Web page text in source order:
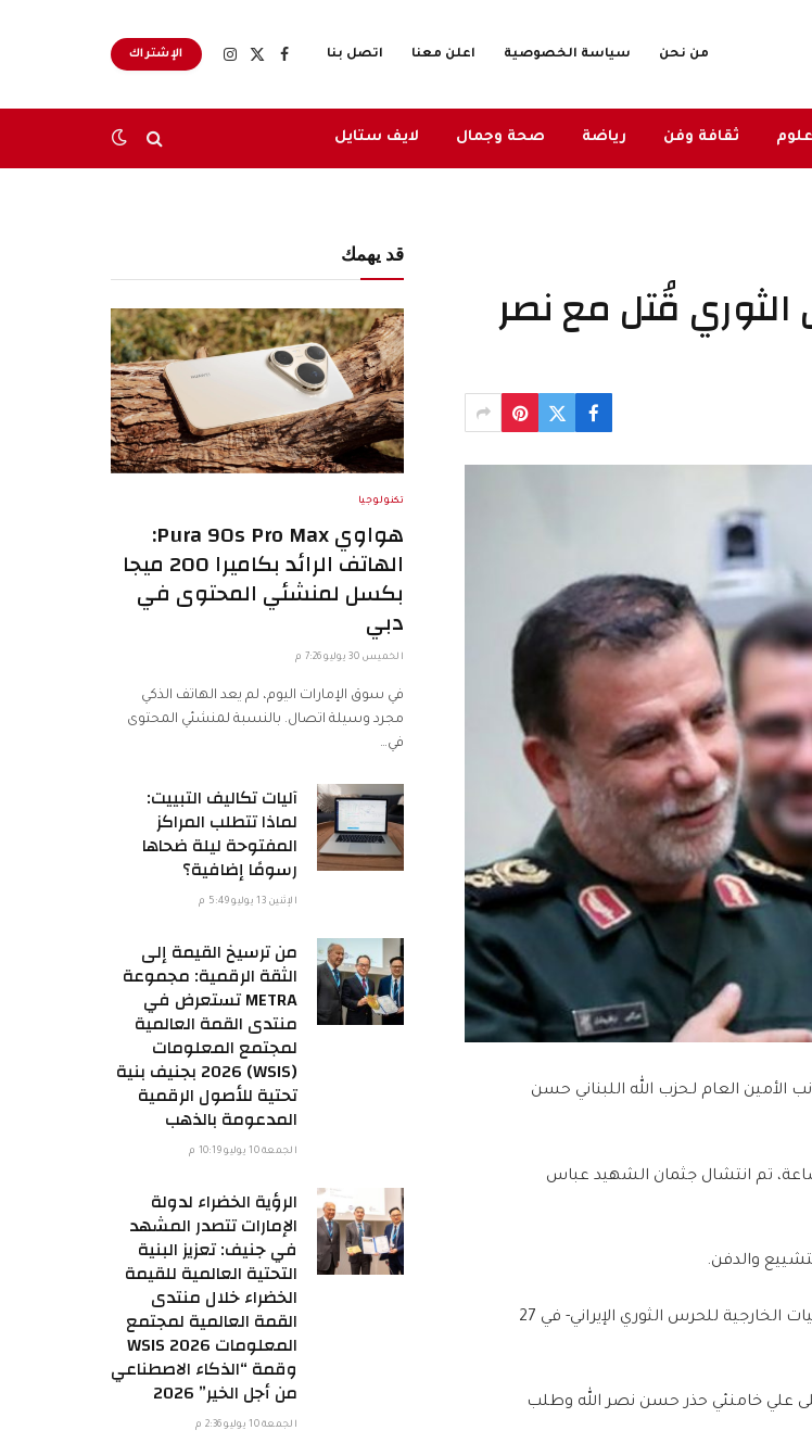
من نحن سياسة الخصوصية اعلن معنا اتصل بنا
فيسبوك
X
الانستغرام
الإشتراك
علوم ثقافة وفن رياضة صحة وجمال لايف ستايل
الثوري قُتل مع نصر
الأمين العام لـحزب الله اللبناني حسن
تم انتشال جثمان الشهيد عباس
والدفن.
وقُتل نيلفروشان -أحد المسؤولين الكبار في فيلق القدس الذي يدير العمليات الخارجية للحرس الثوري الإيراني- في 27
الزعيم الإيراني الأعلى علي خامنئي حذر حسن نصر الله وطلب
قد يهمك
تكنولوجيا
هواوي Pura 90s Pro Max:
الهاتف الرائد بكاميرا 200 ميجا
بكسل لمنشئي المحتوى في
دبي
الخميس 30 يوليو 7:26 م
في سوق الإمارات اليوم، لم يعد الهاتف الذكي
مجرد وسيلة اتصال. بالنسبة لمنشئي المحتوى
في…
آليات تكاليف التبييت:
لماذا تتطلب المراكز
المفتوحة ليلة ضحاها
رسومًا إضافية؟
الإثنين 13 يوليو 5:49 م
من ترسيخ القيمة إلى
الثقة الرقمية: مجموعة
METRA تستعرض في
منتدى القمة العالمية
لمجتمع المعلومات
(WSIS) 2026 بجنيف بنية
تحتية للأصول الرقمية
المدعومة بالذهب
الجمعة 10 يوليو 10:19 م
الرؤية الخضراء لدولة
الإمارات تتصدر المشهد
في جنيف: تعزيز البنية
التحتية العالمية للقيمة
الخضراء خلال منتدى
القمة العالمية لمجتمع
المعلومات WSIS 2026
وقمة “الذكاء الاصطناعي
من أجل الخير” 2026
الجمعة 10 يوليو 2:36 م